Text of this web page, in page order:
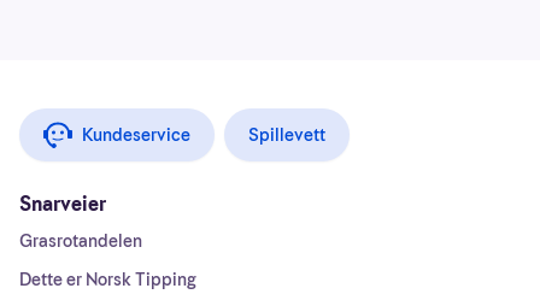
Kundeservice Spillevett
Snarveier
Grasrotandelen
Dette er Norsk Tipping